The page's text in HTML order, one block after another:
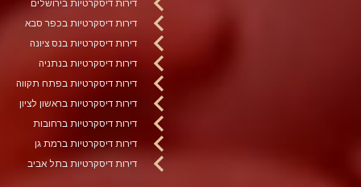
דירות דיסקרטיות בירושלים
דירות דיסקרטיות בכפר סבא
דירות דיסקרטיות בנס ציונה
דירות דיסקרטיות בנתניה
דירות דיסקרטיות בפתח תקווה
דירות דיסקרטיות בראשון לציון
דירות דיסקרטיות ברחובות
דירות דיסקרטיות ברמת גן
דירות דיסקרטיות בתל אביב